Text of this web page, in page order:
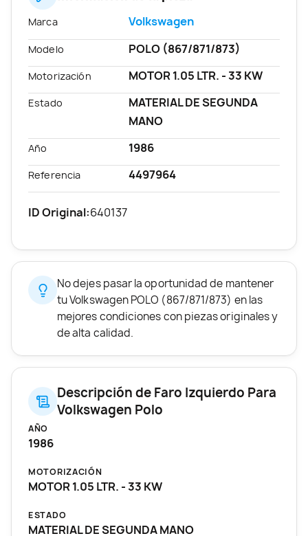
Marca Volkswagen
Modelo POLO (867/871/873)
Motorización MOTOR 1.05 LTR. - 33 KW
Estado
MATERIAL DE SEGUNDA
MANO
Año 1986
Referencia 4497964
ID Original:640137
No dejes pasar la oportunidad de mantener
tu Volkswagen POLO (867/871/873) en las
mejores condiciones con piezas originales y
de alta calidad.
Descripción de Faro Izquierdo Para
Volkswagen Polo
AÑO
1986
MOTORIZACIÓN
MOTOR 1.05 LTR. - 33 KW
ESTADO
MATERIAL DE SEGUNDA MANO